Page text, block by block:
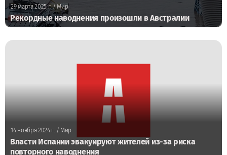
29 марта 2025 г./ Мир
Рекордные наводнения произошли в Австралии
14 ноября 2024 г./ Мир
Власти Испании эвакуируют жителей из-за риска
повторного наводнения